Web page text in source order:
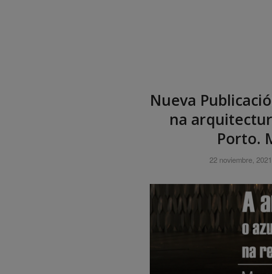
Nueva
na
Porto.
22 noviembre, 2021